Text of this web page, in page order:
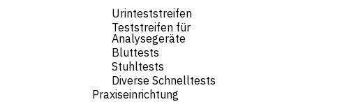
Urinteststreifen
Teststreifen für
Analysegeräte
Bluttests
Stuhltests
Diverse Schnelltests
Praxiseinrichtung